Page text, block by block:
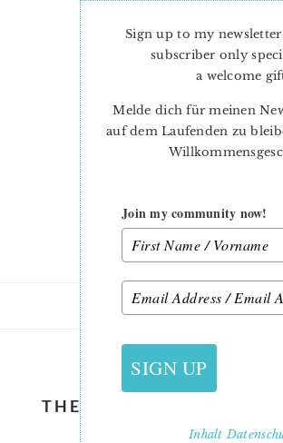
THE SPLENDID
LAST LEAF
Sign up to my
subscriber only
a welcome
Melde dich für meinen
auf dem Laufenden zu
Join my community now!
SIGN UP
Inhalt